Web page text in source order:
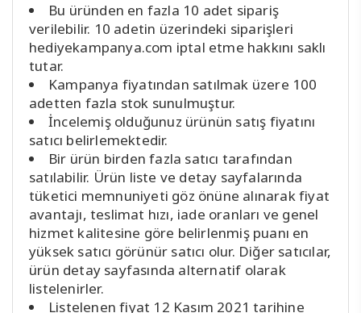
Bu üründen en fazla 10 adet sipariş
verilebilir. 10 adetin üzerindeki siparişleri
hediyekampanya.com iptal etme hakkını saklı
tutar.
Kampanya fiyatından satılmak üzere 100
adetten fazla stok sunulmuştur.
İncelemiş olduğunuz ürünün satış fiyatını
satıcı belirlemektedir.
Bir ürün birden fazla satıcı tarafından
satılabilir. Ürün liste ve detay sayfalarında
tüketici memnuniyeti göz önüne alınarak fiyat
avantajı, teslimat hızı, iade oranları ve genel
hizmet kalitesine göre belirlenmiş puanı en
yüksek satıcı görünür satıcı olur. Diğer satıcılar,
ürün detay sayfasında alternatif olarak
listelenirler.
Listelenen fiyat 12 Kasım 2021 tarihine